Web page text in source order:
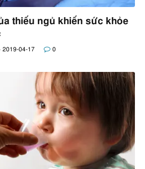
thiếu ngủ khiến sức khỏe
2019-04-17 0